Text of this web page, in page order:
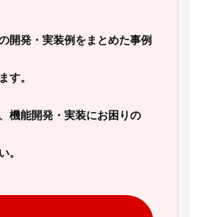
開発・実装例をまとめた事例
す。
機能開発・実装にお困りの
。